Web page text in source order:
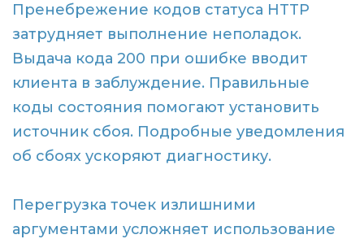
Пренебрежение кодов статуса HTTP
затрудняет выполнение неполадок.
Выдача кода 200 при ошибке вводит
клиента в заблуждение. Правильные
коды состояния помогают установить
источник сбоя. Подробные уведомления
об сбоях ускоряют диагностику.
Перегрузка точек излишними
аргументами усложняет использование